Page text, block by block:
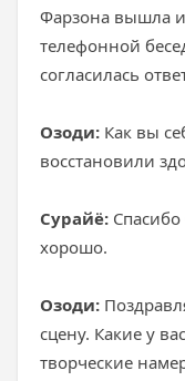
Фарзона вышла
телефонной
согласилась
Озоди: Как вы
восстановили
Сурайё:
хорошо.
Озоди:
сцену. Какие у
творческие